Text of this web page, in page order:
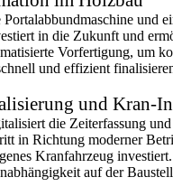
und
in die Zukunft und
Vor­ferti­gung, um
und effizient
und Kran-
die Zeit­erfassung
in Richtung moderner
Kran­fahrzeug
auf der